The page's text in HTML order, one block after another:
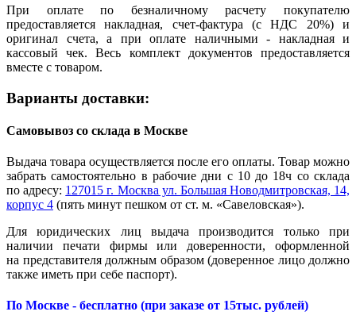
При оплате по безналичному расчету покупателю
предоставляется накладная, счет-фактура (с НДС 20%) и
оригинал счета, а при оплате наличными - накладная и
кассовый чек. Весь комплект документов предоставляется
вместе с товаром.
Варианты доставки:
Самовывоз со склада в Москве
Выдача товара осуществляется после его оплаты. Товар можно
забрать самостоятельно в рабочие дни с 10 до 18ч со склада
по адресу: 127015 г. Москва ул. Большая Новодмитровская, 14,
корпус 4 (пять минут пешком от ст. м. «Савеловская»).
Для юридических лиц выдача производится только при
наличии печати фирмы или доверенности, оформленной
на представителя должным образом (доверенное лицо должно
также иметь при себе паспорт).
По Москве - бесплатно (при заказе от 15тыс. рублей)